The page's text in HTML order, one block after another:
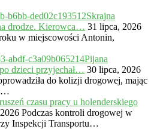
Skrajna
drodze. Kierowca… 31 lipca, 2026
w miejscowości Antonin,
Pijana
dzieci przyjechał… 30 lipca, 2026
do kolizji drogowej, mając
czasu pracy u holenderskiego
Podczas kontroli drogowej w
Inspekcji Transportu…